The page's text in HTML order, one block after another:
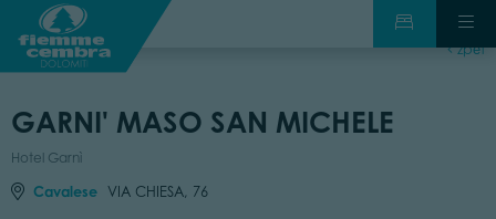
zpět
GARNI' MASO SAN MICHELE
Hotel Garnì
Cavalese VIA CHIESA, 76